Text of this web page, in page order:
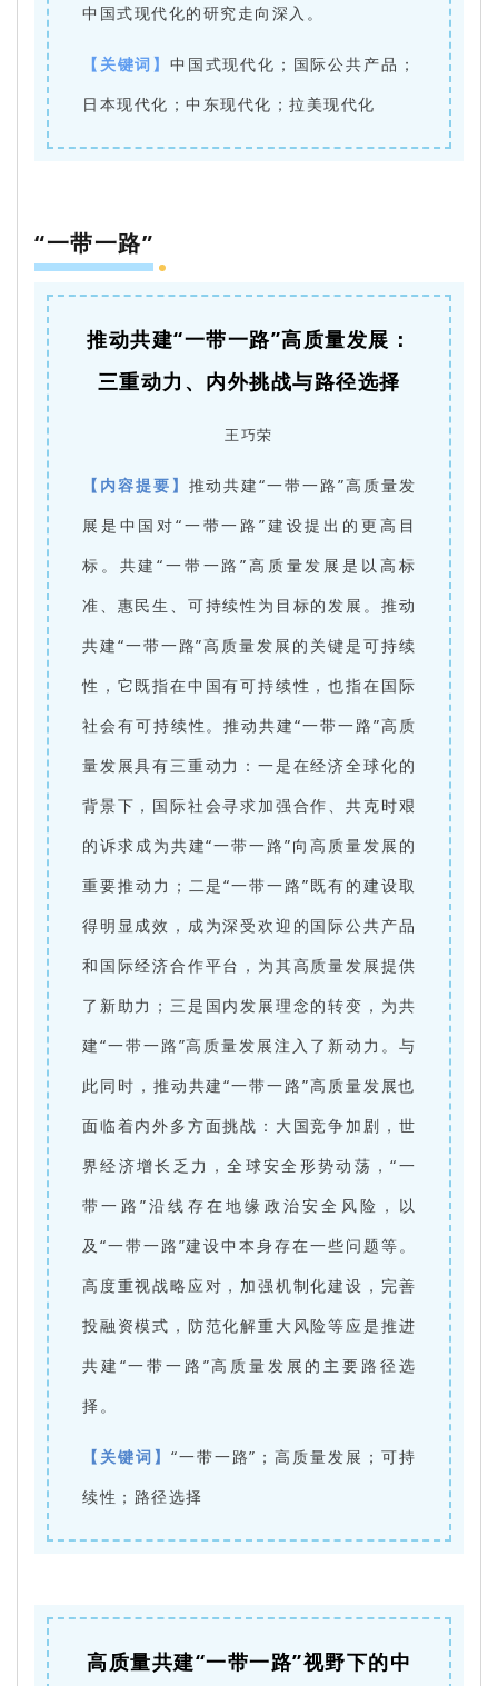
中国式现代化的研究走向深入。
【关键词】中国式现代化；国际公共产品；
日本现代化；中东现代化；拉美现代化
“一带一路”
推动共建“一带一路”高质量发展：
三重动力、内外挑战与路径选择
王巧荣
【内容提要】 推动共建“一带一路”高质量发
展是中国对“一带一路”建设提出的更高目
标。共建“一带一路”高质量发展是以高标
准、惠民生、可持续性为目标的发展。推动
共建“一带一路”高质量发展的关键是可持续
性，它既指在中国有可持续性，也指在国际
社会有可持续性。推动共建“一带一路”高质
量发展具有三重动力：一是在经济全球化的
背景下，国际社会寻求加强合作、共克时艰
的诉求成为共建“一带一路”向高质量发展的
重要推动力；二是“一带一路”既有的建设取
得明显成效，成为深受欢迎的国际公共产品
和国际经济合作平台，为其高质量发展提供
了新助力；三是国内发展理念的转变，为共
建“一带一路”高质量发展注入了新动力。与
此同时，推动共建“一带一路”高质量发展也
面临着内外多方面挑战：大国竞争加剧，世
界经济增长乏力，全球安全形势动荡，“一
带一路”沿线存在地缘政治安全风险，以
及“一带一路”建设中本身存在一些问题等。
高度重视战略应对，加强机制化建设，完善
投融资模式，防范化解重大风险等应是推进
共建“一带一路”高质量发展的主要路径选
择。
【关键词】 “一带一路”；高质量发展；可持
续性；路径选择
高质量共建“一带一路”视野下的中